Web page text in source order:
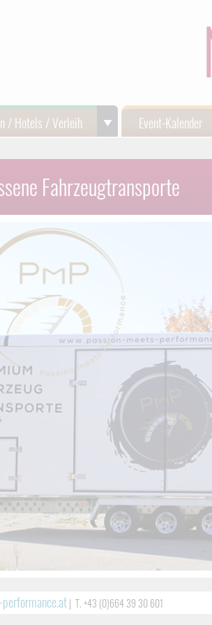
/ Hotels / Verleih Event-Kalender
Fahrzeugtransporte
| T. +43 (0)664 39 30 601